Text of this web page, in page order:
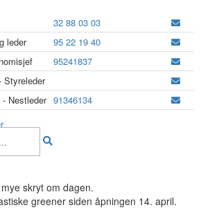
32 88 03 03
leder
95 22 19 40
95241837
Styreleder
Nestleder 91346134
skryt om dagen.
greener siden åpningen 14. april.